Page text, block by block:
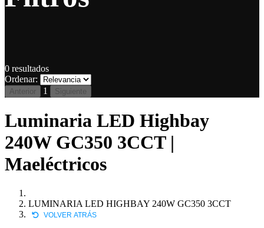
0 resultados
Ordenar:
Anterior 1 Siguiente
Luminaria LED Highbay
240W GC350 3CCT |
Maeléctricos
LUMINARIA LED HIGHBAY 240W GC350 3CCT
VOLVER ATRÁS